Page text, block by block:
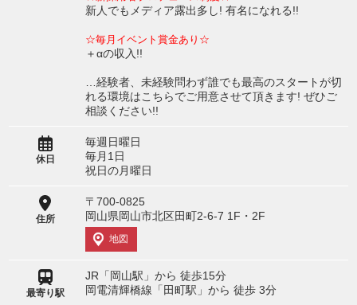
新人でもメディア露出多し! 有名になれる!!
☆毎月イベント賞金あり☆
＋αの収入!!
…経験者、未経験問わず誰でも最高のスタートが切
れる環境はこちらでご用意させて頂きます! ぜひご
相談ください!!
休日
毎週日曜日
毎月1日
祝日の月曜日
住所
〒700-0825
岡山県岡山市北区田町2-6-7 1F・2F
地図
最寄り駅
JR「岡山駅」から 徒歩15分
岡電清輝橋線「田町駅」から 徒歩 3分